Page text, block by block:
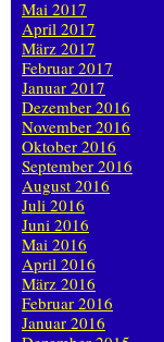
Mai 2017
April 2017
März 2017
Februar 2017
Januar 2017
Dezember 2016
November 2016
Oktober 2016
September 2016
August 2016
Juli 2016
Juni 2016
Mai 2016
April 2016
März 2016
Februar 2016
Januar 2016